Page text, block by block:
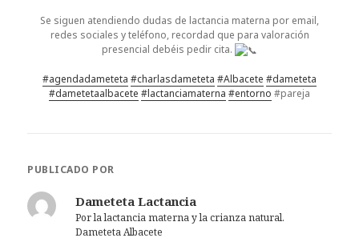
Se siguen atendiendo dudas de lactancia materna por email,
redes sociales y teléfono, recordad que para valoración
presencial debéis pedir cita.
#agendadameteta #charlasdameteta #Albacete #dameteta
#dametetaalbacete #lactanciamaterna #entorno #pareja
PUBLICADO POR
Dameteta Lactancia
Por la lactancia materna y la crianza natural.
Dameteta Albacete